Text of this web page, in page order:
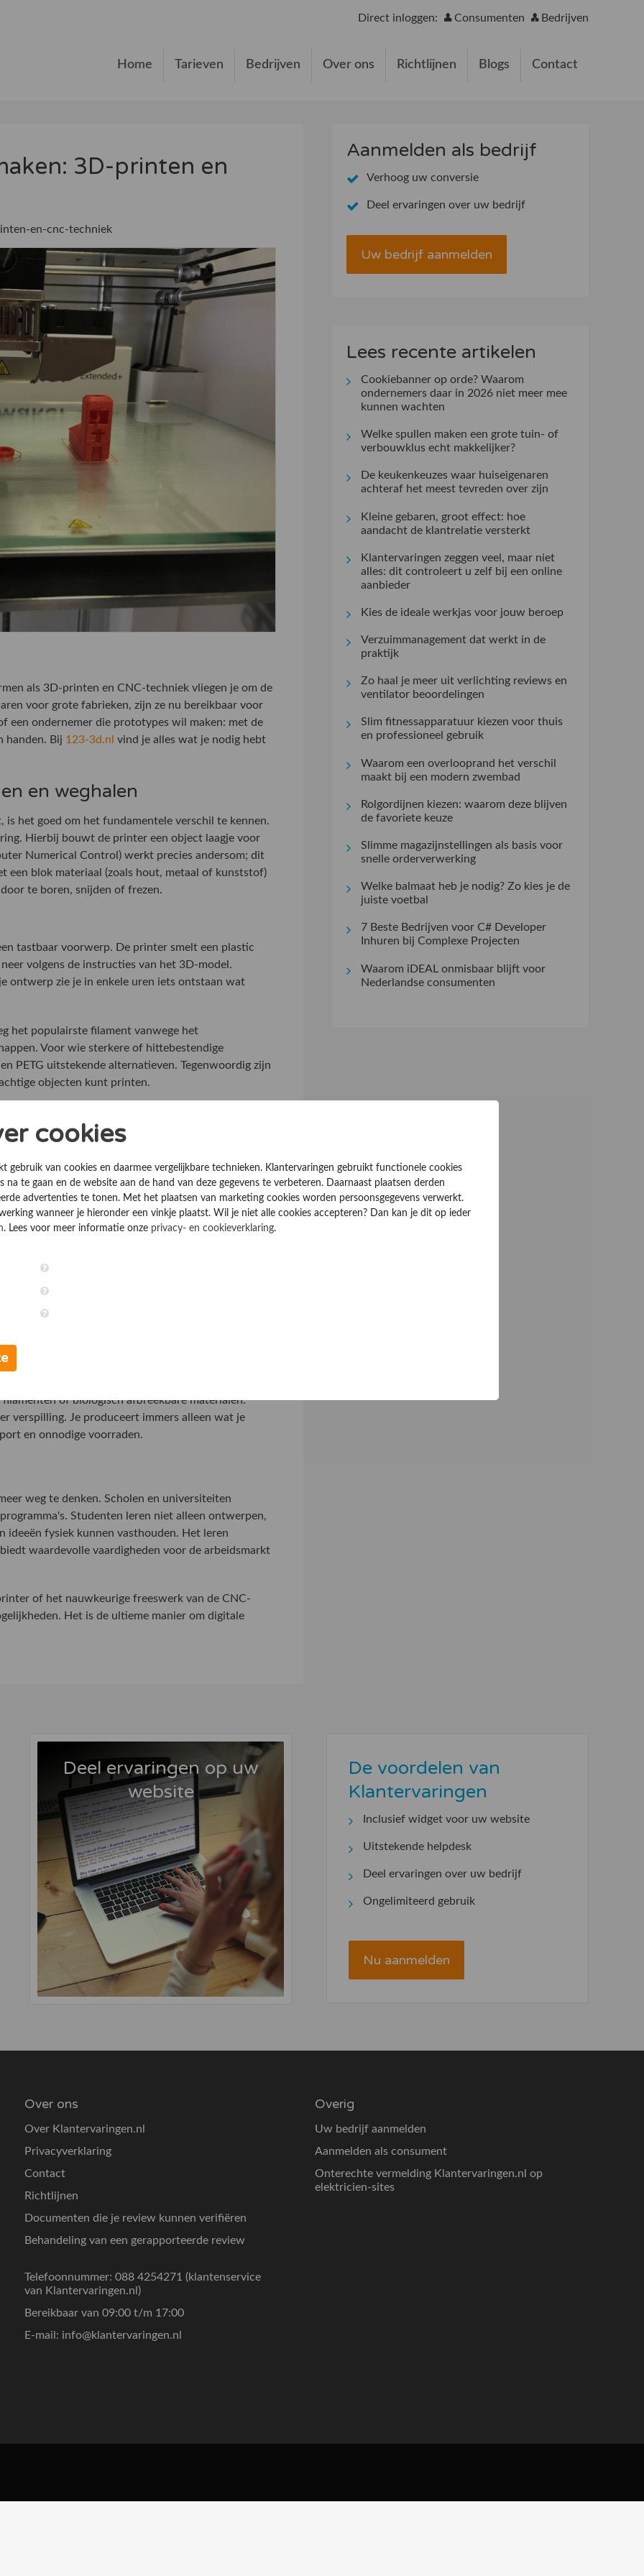
Direct inloggen: Consumenten Bedrijven
Home Tarieven Bedrijven Over ons Richtlijnen Blogs Contact
3D-printen en
en-cnc-techniek
als 3D-printen en CNC-techniek vliegen je om de
voor grote fabrieken, zijn ze nu bereikbaar voor
een ondernemer die prototypes wil maken: met de
handen. Bij 123-3d.nl vind je alles wat je nodig hebt
en weghalen
het goed om het fundamentele verschil te kennen.
Hierbij bouwt de printer een object laagje voor
Numerical Control) werkt precies andersom; dit
een blok materiaal (zoals hout, metaal of kunststof)
te boren, snijden of frezen.
tastbaar voorwerp. De printer smelt een plastic
volgens de instructies van het 3D-model.
ontwerp zie je in enkele uren iets ontstaan wat
het populairste filament vanwege het
Voor wie sterkere of hittebestendige
PETG uitstekende alternatieven. Tegenwoordig zijn
objecten kunt printen.
en holle structuren, is de CNC-machine de koning
machines worden veel gebruikt in de industrie,
ze worden aangestuurd door software, is de
hetzelfde, tot op de micrometer nauwkeurig. Dit
die perfect moeten passen.
toegankelijkheid. Steeds meer mensen ontdekken
spelen hierop in met betaalbare machines die
ongekende creativiteit in de huiskamer. Je hoeft
het onderdeel of kunstwerk gewoon zelf.
is duurzaamheid. Er is een groeiende vraag
of biologisch afbreekbare materialen.
verspilling. Je produceert immers alleen wat je
en onnodige voorraden.
weg te denken. Scholen en universiteiten
Studenten leren niet alleen ontwerpen,
ideeën fysiek kunnen vasthouden. Het leren
waardevolle vaardigheden voor de arbeidsmarkt
of het nauwkeurige freeswerk van de CNC-
Het is de ultieme manier om digitale
Aanmelden als bedrijf
Verhoog uw conversie
Deel ervaringen over uw bedrijf
Uw bedrijf aanmelden
Lees recente artikelen
Cookiebanner op orde? Waarom
ondernemers daar in 2026 niet meer mee
kunnen wachten
Welke spullen maken een grote tuin- of
verbouwklus echt makkelijker?
De keukenkeuzes waar huiseigenaren
achteraf het meest tevreden over zijn
Kleine gebaren, groot effect: hoe
aandacht de klantrelatie versterkt
Klantervaringen zeggen veel, maar niet
alles: dit controleert u zelf bij een online
aanbieder
Kies de ideale werkjas voor jouw beroep
Verzuimmanagement dat werkt in de
praktijk
Zo haal je meer uit verlichting reviews en
ventilator beoordelingen
Slim fitnessapparatuur kiezen voor thuis
en professioneel gebruik
Waarom een overlooprand het verschil
maakt bij een modern zwembad
Rolgordijnen kiezen: waarom deze blijven
de favoriete keuze
Slimme magazijnstellingen als basis voor
snelle orderverwerking
Welke balmaat heb je nodig? Zo kies je de
juiste voetbal
7 Beste Bedrijven voor C# Developer
Inhuren bij Complexe Projecten
Waarom iDEAL onmisbaar blijft voor
Nederlandse consumenten
Deel ervaringen op uw
website
De voordelen van
Klantervaringen
Inclusief widget voor uw website
Uitstekende helpdesk
Deel ervaringen over uw bedrijf
Ongelimiteerd gebruik
Nu aanmelden
Over ons
Over Klantervaringen.nl
Privacyverklaring
Contact
Richtlijnen
Documenten die je review kunnen verifiëren
Behandeling van een gerapporteerde review
Telefoonnummer: 088 4254271 (klantenservice
van Klantervaringen.nl)
Bereikbaar van 09:00 t/m 17:00
E-mail: info@klantervaringen.nl
Overig
Uw bedrijf aanmelden
Aanmelden als consument
Onterechte vermelding Klantervaringen.nl op
elektricien-sites
cookies
gebruik van cookies en daarmee vergelijkbare technieken. Klantervaringen gebruikt functionele cookies
na te gaan en de website aan de hand van deze gegevens te verbeteren. Daarnaast plaatsen derden
advertenties te tonen. Met het plaatsen van marketing cookies worden persoonsgegevens verwerkt.
wanneer je hieronder een vinkje plaatst. Wil je niet alle cookies accepteren? Dan kan je dit op ieder
. Lees voor meer informatie onze privacy- en cookieverklaring.